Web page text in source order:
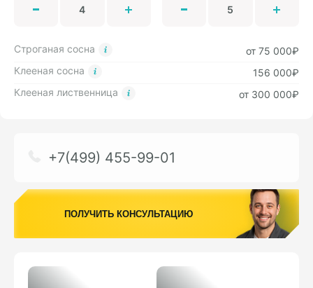
Строганая сосна
от 75 000₽
Клееная сосна
156 000₽
Клееная лиственница
от 300 000₽
+7(499) 455-99-01
ПОЛУЧИТЬ КОНСУЛЬТАЦИЮ